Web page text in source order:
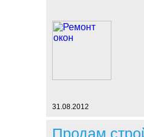
31.08.2012
Продам